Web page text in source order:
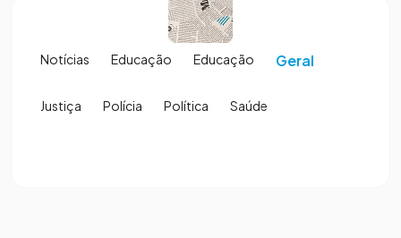
Notícias Educação Educação Geral
Justiça Polícia Política Saúde